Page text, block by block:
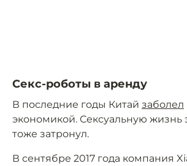
Секс-роботы в аренду
В последние годы Китай заболел
экономикой. Сексуальную жизнь
тоже затронул.
В сентябре 2017 года компания